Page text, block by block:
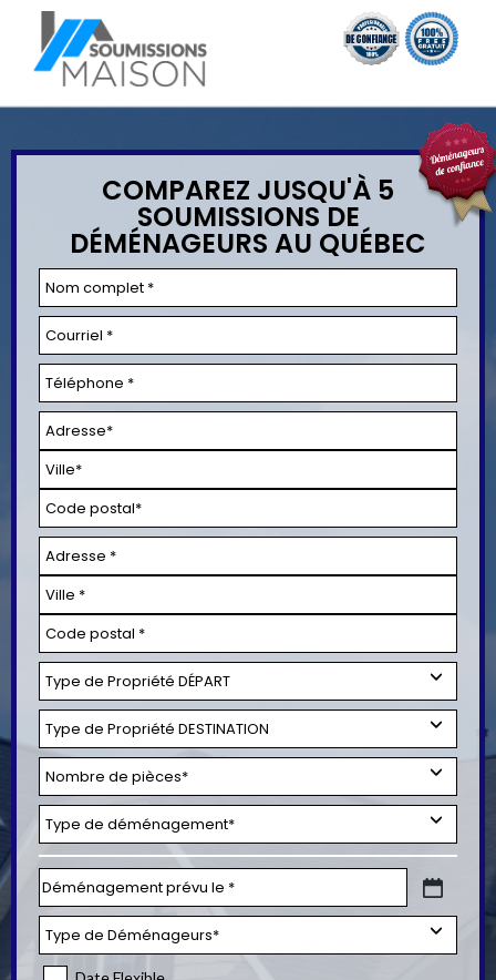
COMPAREZ JUSQU'À 5
SOUMISSIONS DE
DÉMÉNAGEURS AU QUÉBEC